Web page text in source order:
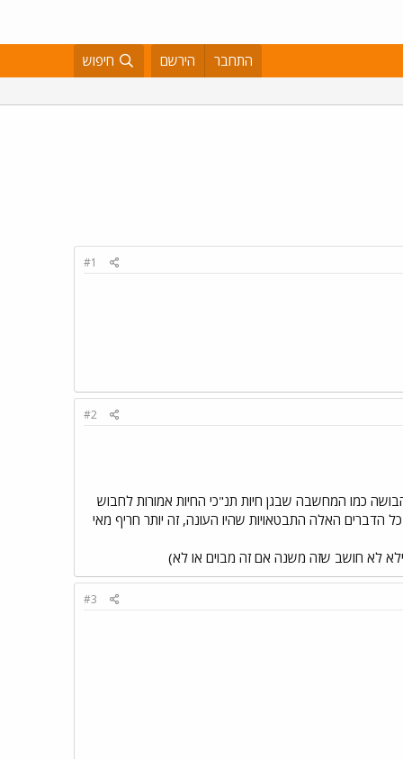
התחבר הירשם חיפוש
#1
#2
כמו המחשבה שבגן חיות תנ"כי החיות אמורות לחבוש
6 זה 10 (לא עברו את החיבור כנראה...)-כל הדברים האלה התבטאויות שהיו העונה, זה יותר חריף מאי
לא חושב שזה משנה אם זה מבוים או לא)
#3